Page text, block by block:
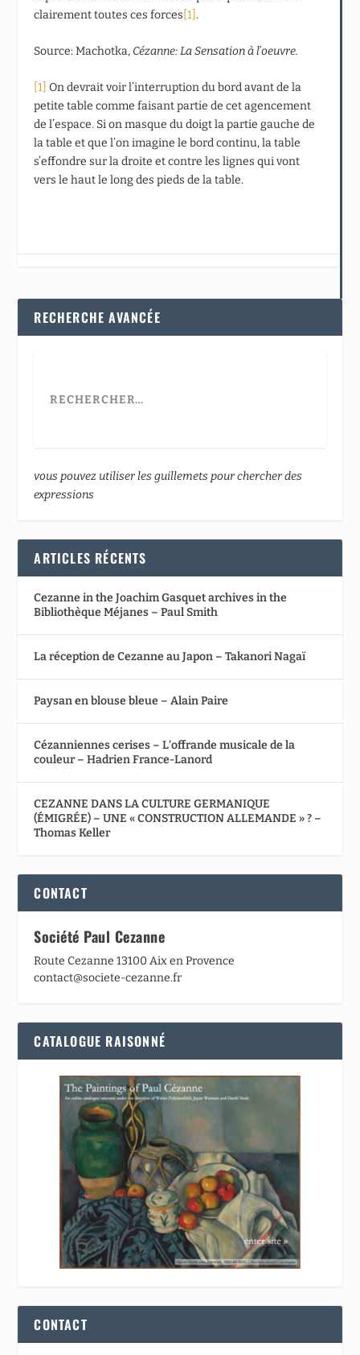
clairement toutes ces forces [1].
Source: Machotka, Cézanne: La Sensationà l’oeuvre.
[1] On devrait voir l’interruption du bord avant de la
petite table comme faisant partie de cet agencement
de l’espace. Si on masque du doigt la partie gauche de
la table et que l’on imagine le bord continu, la table
s’effondre sur la droite et contre les lignes qui vont
vers le haut le long des pieds de la table.
RECHERCHE AVANCÉE
vous pouvez utiliser les guillemets pour chercher des
expressions
ARTICLES RÉCENTS
Cezanne in the Joachim Gasquet archives in the
Bibliothèque Méjanes – Paul Smith
La réception de Cezanne au Japon – Takanori Nagaï
Paysan en blouse bleue – Alain Paire
Cézanniennes cerises – L’offrande musicale de la
couleur – Hadrien France-Lanord
CEZANNE DANS LA CULTURE GERMANIQUE
(ÉMIGRÉE) – UNE « CONSTRUCTION ALLEMANDE » ? –
Thomas Keller
CONTACT
Société Paul Cezanne
Route Cezanne 13100 Aix en Provence
contact@societe-cezanne.fr
CATALOGUE RAISONNÉ
CONTACT